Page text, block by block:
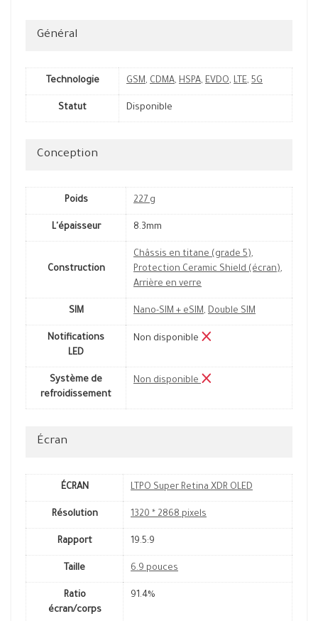
Général
Technologie GSM, CDMA, HSPA, EVDO, LTE, 5G
Statut Disponible
Conception
Poids 227 g
L'épaisseur 8.3mm
Construction
Châssis en titane (grade 5),
Protection Ceramic Shield (écran),
Arrière en verre
SIM Nano-SIM + eSIM, Double SIM
Notifications
LED
Non disponible
Système de
refroidissement
Non disponible
Écran
ÉCRAN LTPO Super Retina XDR OLED
Résolution 1320 * 2868 pixels
Rapport 19.5:9
Taille 6.9 pouces
Ratio
écran/corps
91.4%